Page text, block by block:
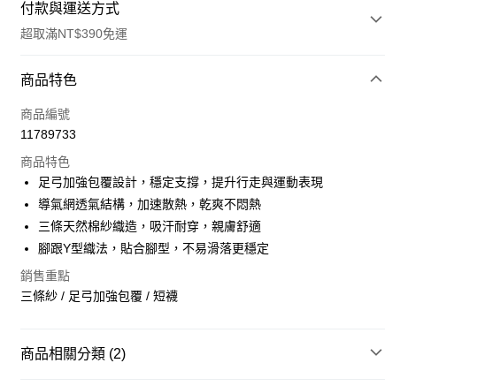
付款與運送方式
超取滿NT$390免運
付款方式
POYA支付
超商取貨付款
LINE Pay
Apple Pay
街口支付
商品特色
商品編號
11789733
商品特色
足弓加強包覆設計，穩定支撐，提升行走與運動表現
導氣網透氣結構，加速散熱，乾爽不悶熱
三條天然棉紗織造，吸汗耐穿，親膚舒適
腳跟Y型織法，貼合腳型，不易滑落更穩定
銷售重點
三條紗 / 足弓加強包覆 / 短襪
商品相關分類 (2)